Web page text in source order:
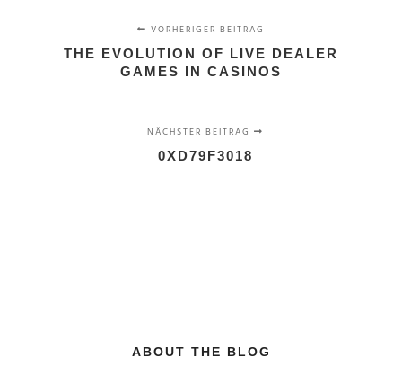
VORHERIGER BEITRAG
THE EVOLUTION OF LIVE DEALER
GAMES IN CASINOS
NÄCHSTER BEITRAG
0XD79F3018
ABOUT THE BLOG